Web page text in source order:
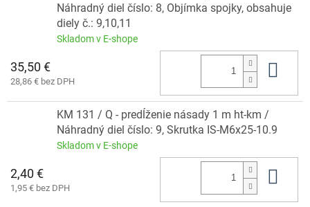
Náhradný diel číslo: 8, Objímka spojky, obsahuje
diely č.: 9,10,11
Skladom v E-shope
35,50 €
28,86 € bez DPH
KM 131 / Q - predĺženie násady 1 m ht-km /
Náhradný diel číslo: 9, Skrutka IS-M6x25-10.9
Skladom v E-shope
2,40 €
1,95 € bez DPH